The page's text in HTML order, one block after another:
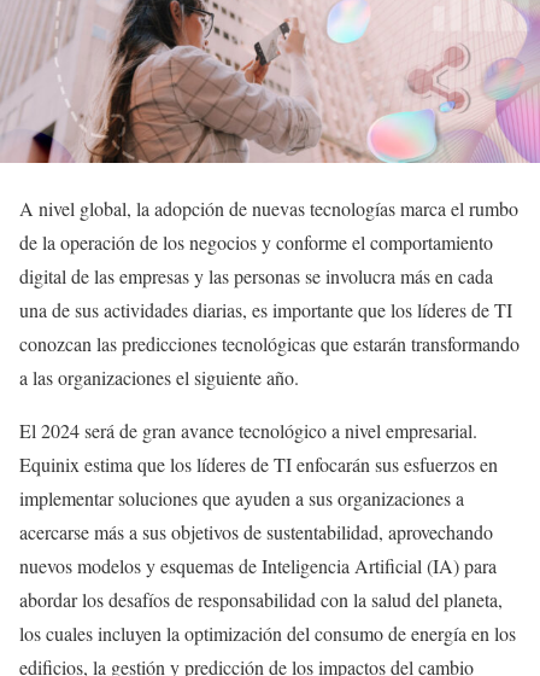
A nivel global, la adopción de nuevas tecnologías marca el rumbo
de la operación de los negocios y conforme el comportamiento
digital de las empresas y las personas se involucra más en cada
una de sus actividades diarias, es importante que los líderes de TI
conozcan las predicciones tecnológicas que estarán transformando
a las organizaciones el siguiente año.
El 2024 será de gran avance tecnológico a nivel empresarial.
Equinix estima que los líderes de TI enfocarán sus esfuerzos en
implementar soluciones que ayuden a sus organizaciones a
acercarse más a sus objetivos de sustentabilidad, aprovechando
nuevos modelos y esquemas de Inteligencia Artificial (IA) para
abordar los desafíos de responsabilidad con la salud del planeta,
los cuales incluyen la optimización del consumo de energía en los
edificios, la gestión y predicción de los impactos del cambio